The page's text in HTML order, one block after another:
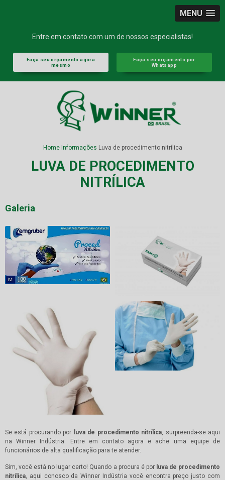
MENU
Entre em contato com um de nossos especialistas!
Faça seu orçamento agora
mesmo
Faça seu orçamento por
Whatsapp
Home Informações Luva de procedimento nitrílica
LUVA DE PROCEDIMENTO
NITRÍLICA
Galeria
Se está procurando por luva de procedimento nitrílica, surpreenda-se aqui
na Winner Indústria. Entre em contato agora e ache uma equipe de
funcionários de alta qualificação para te atender.
Sim, você está no lugar certo! Quando a procura é por luva de procedimento
nitrílica, aqui conosco da Winner Indústria você encontra preço justo com